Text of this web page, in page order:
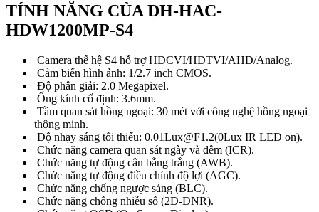
TÍNH NĂNG CỦA DH-HAC-
HDW1200MP-S4
Camera thế hệ S4 hỗ trợ HDCVI/HDTVI/AHD/Analog.
Cảm biến hình ảnh: 1/2.7 inch CMOS.
Độ phân giải: 2.0 Megapixel.
Ống kính cố định: 3.6mm.
Tầm quan sát hồng ngoại: 30 mét với công nghệ hồng ngoại
thông minh.
Độ nhạy sáng tối thiểu: 0.01Lux@F1.2(0Lux IR LED on).
Chức năng camera quan sát ngày và đêm (ICR).
Chức năng tự động cân bằng trắng (AWB).
Chức năng tự động điều chỉnh độ lợi (AGC).
Chức năng chống ngược sáng (BLC).
Chức năng chống nhiễu số (2D-DNR).